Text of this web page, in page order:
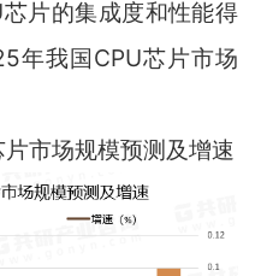
片的集成度和性能得
年我国CPU芯片市场
市场规模预测及增速